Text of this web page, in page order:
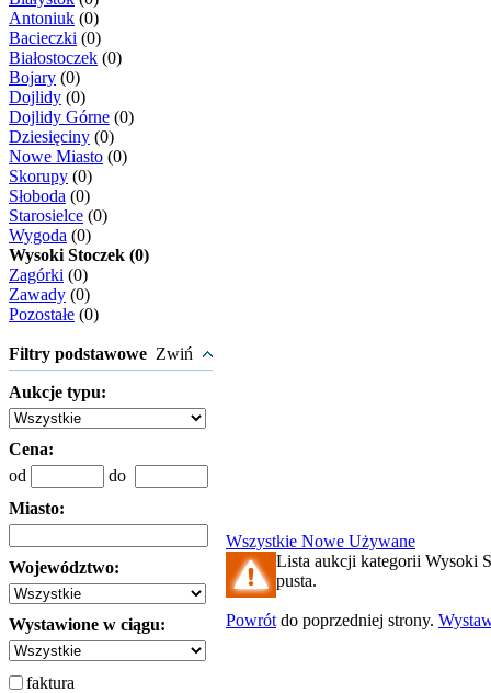
Antoniuk (0)
Bacieczki (0)
Białostoczek (0)
Bojary (0)
Dojlidy (0)
Dojlidy Górne (0)
Dziesięciny (0)
Nowe Miasto (0)
Skorupy (0)
Słoboda (0)
Starosielce (0)
Wygoda (0)
Wysoki Stoczek (0)
Zagórki (0)
Zawady (0)
Pozostałe (0)
Filtry podstawowe Zwiń
Aukcje typu:
Cena:
od
do
Miasto:
Województwo:
Wystawione w ciągu:
faktura
Wszystkie Nowe Używane
Lista aukcji kategorii Wysoki
pusta.
Powrót do poprzedniej strony.